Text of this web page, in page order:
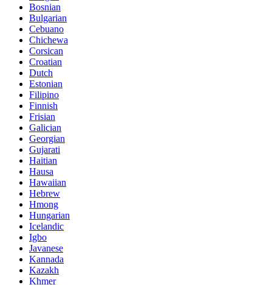
Bosnian
Bulgarian
Cebuano
Chichewa
Corsican
Croatian
Dutch
Estonian
Filipino
Finnish
Frisian
Galician
Georgian
Gujarati
Haitian
Hausa
Hawaiian
Hebrew
Hmong
Hungarian
Icelandic
Igbo
Javanese
Kannada
Kazakh
Khmer